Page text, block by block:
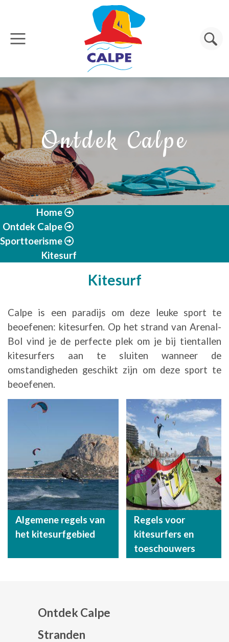
Overslaan en naar de inhoud gaan
Zoeken
Ontdek Calpe
Home
Ontdek Calpe
Sporttoerisme
Kitesurf
Kitesurf
Calpe is een paradijs om deze leuke sport te
beoefenen: kitesurfen. Op het strand van Arenal-
Bol vind je de perfecte plek om je bij tientallen
kitesurfers aan te sluiten wanneer de
omstandigheden geschikt zijn om deze sport te
beoefenen.
Algemene regels van
het kitesurfgebied
Regels voor
kitesurfers en
toeschouwers
Ontdek Calpe
Stranden